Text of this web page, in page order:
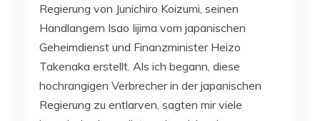
Regierung von Junichiro Koizumi, seinen
Handlangern Isao Iijima vom japanischen
Geheimdienst und Finanzminister Heizo
Takenaka erstellt. Als ich begann, diese
hochrangigen Verbrecher in der japanischen
Regierung zu entlarven, sagten mir viele